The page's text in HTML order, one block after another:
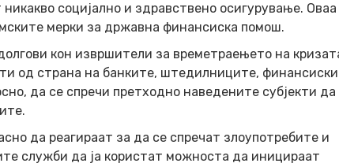
социјално и здравствено осигурување. Оваа
мерки за државна финансиска помош.
кон извршители за времетраењето на
од страна на банките, штедилниците,
да се спречи претходно наведените субјекти да
да реагираат за да се спречат злоупотребите и
служби да ја користат можноста да иницираат